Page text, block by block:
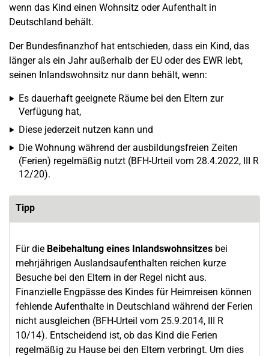
wenn das Kind einen Wohnsitz oder Aufenthalt in
Deutschland behält.
Der Bundesfinanzhof hat entschieden, dass ein Kind, das
länger als ein Jahr außerhalb der EU oder des EWR lebt,
seinen Inlandswohnsitz nur dann behält, wenn:
Es dauerhaft geeignete Räume bei den Eltern zur
Verfügung hat,
Diese jederzeit nutzen kann und
Die Wohnung während der ausbildungsfreien Zeiten
(Ferien) regelmäßig nutzt (BFH-Urteil vom 28.4.2022, III R
12/20).
Tipp
Für die Beibehaltung eines Inlandswohnsitzes bei
mehrjährigen Auslandsaufenthalten reichen kurze
Besuche bei den Eltern in der Regel nicht aus.
Finanzielle Engpässe des Kindes für Heimreisen können
fehlende Aufenthalte in Deutschland während der Ferien
nicht ausgleichen (BFH-Urteil vom 25.9.2014, III R
10/14). Entscheidend ist, ob das Kind die Ferien
regelmäßig zu Hause bei den Eltern verbringt. Um dies